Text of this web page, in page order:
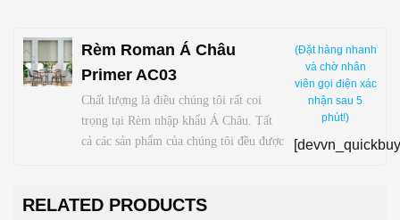
Rèm Roman Á Châu
Primer AC03
Chất lượng là điều chúng tôi rất coi
trọng tại Rèm nhập khẩu Á Châu. Tất
cả các sản phẩm của chúng tôi đều được
nhất, đồng thời có hình dáng và độ vừa
(Đặt hàng nhanh
và chờ nhân
viên gọi điện xác
nhận sau 5
phút!)
RELATED PRODUCTS